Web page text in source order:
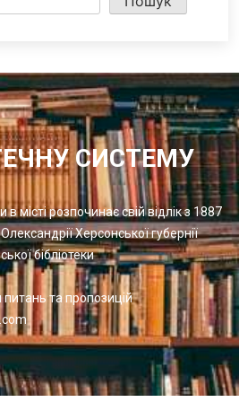
СИСТЕМУ
в місті розпочинає свій відлік з 1887
Херсонської губернії
бібліотеки
та пропозицій